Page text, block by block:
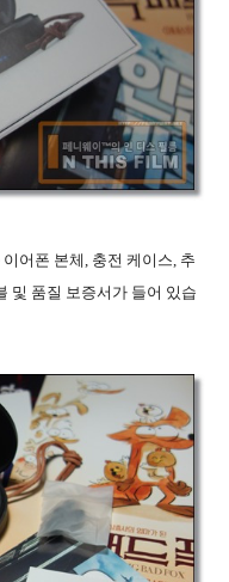
어폰 본체, 충전 케이스, 추
및 품질 보증서가 들어 있습